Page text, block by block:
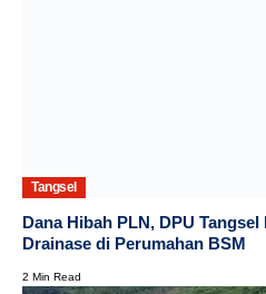
Tangsel
Dana Hibah PLN, DPU
Drainase di Perumahan BSM
2 Min Read